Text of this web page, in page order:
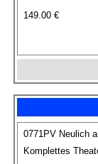
149.00 €
0771PV Neulich
Komplettes